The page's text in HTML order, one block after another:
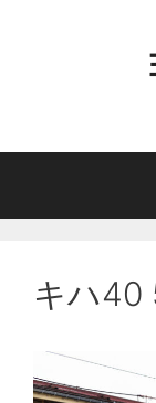
へ
キハ40